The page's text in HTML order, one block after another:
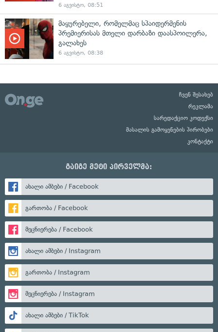
6 აგვისტო, 08:51
მაყურებელი, რომელმაც სპაიდერმენის
პრემიერისას მთელი დარბაზი დაასპოილერა,
გალახეს
6 აგვისტო, 08:38
ჩვენ შესახებ
რეკლამა
სარედაქციო კოდექსი
მასალის გამოყენების პირობები
კონტაქტი
გაიგე მეტი პირველმა:
ახალი ამბები / Facebook
გართობა / Facebook
მეცნიერება / Facebook
ახალი ამბები / Instagram
გართობა / Instagram
მეცნიერება / Instagram
ახალი ამბები / TikTok